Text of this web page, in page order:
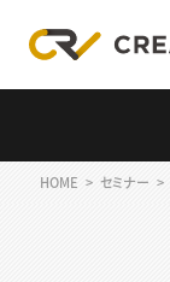
HOME セミナー